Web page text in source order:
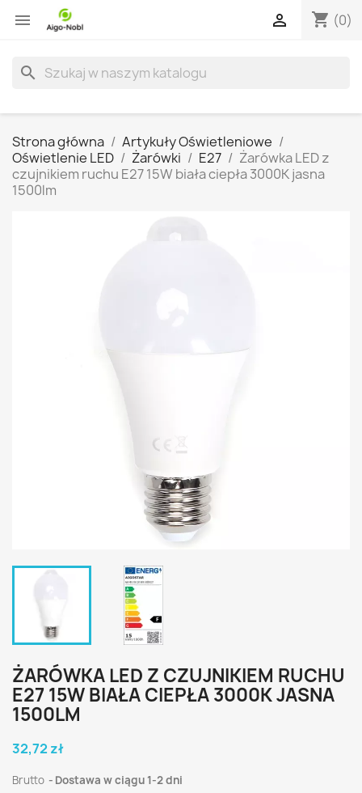
 shopping_cart (0)

search
Strona główna
Artykuły Oświetleniowe
Oświetlenie LED
Żarówki E27
Żarówka LED z
czujnikiem ruchu E27 15W biała ciepła 3000K jasna
1500lm
ŻARÓWKA LED Z CZUJNIKIEM RUCHU
E27 15W BIAŁA CIEPŁA 3000K JASNA
1500LM
32,72 zł
Brutto Dostawa w ciągu 1-2 dni